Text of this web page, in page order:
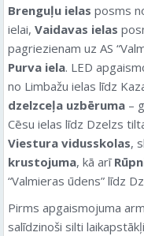
Brenguļu ielas posms
ielai, Vaidavas ielas
pagriezienam uz AS
Purva iela. LED
no Limbažu ielas līdz
dzelzceļa uzbēruma –
Cēsu ielas līdz Dzelzs
Viestura vidusskolas,
krustojuma, kā arī
“Valmieras ūdens” līdz
Pirms apgaismojuma
salīdzinoši silti